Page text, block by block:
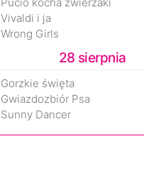
Vivaldi i ja
Wrong Girls
28 sierpnia
Gorzkie święta
Gwiazdozbiór Psa
Sunny Dancer